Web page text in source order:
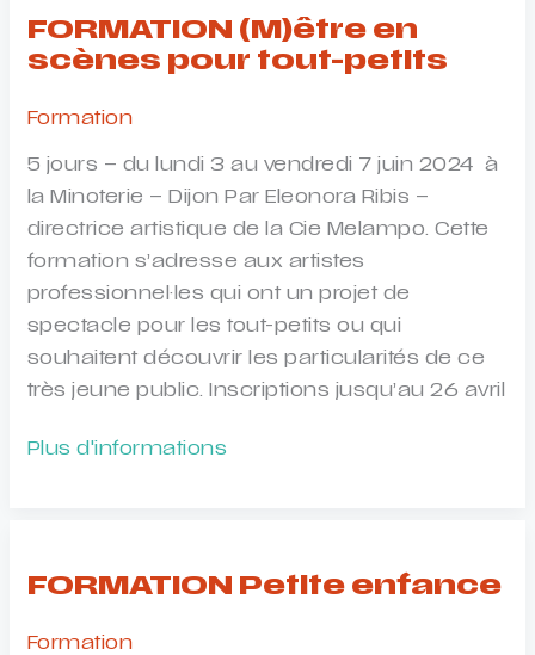
FORMATION (M)être en
scènes pour tout-petits
Formation
5 jours – du lundi 3 au vendredi 7 juin 2024 à
la Minoterie – Dijon Par Eleonora Ribis –
directrice artistique de la Cie Melampo. Cette
formation s’adresse aux artistes
professionnel·les qui ont un projet de
spectacle pour les tout-petits ou qui
souhaitent découvrir les particularités de ce
très jeune public. Inscriptions jusqu’au 26 avril
FORMATION
pour
petits
Plus d'informations
FORMATION Petite enfance
Formation